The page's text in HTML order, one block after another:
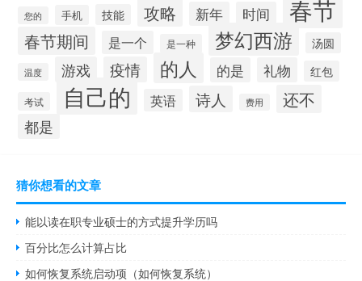
您的 手机 技能 攻略 新年 时间 春节
春节期间 是一个 是一种 梦幻西游 汤圆
温度 游戏 疫情 的人 的是 礼物 红包
考试 自己的 英语 诗人 费用 还不
都是
猜你想看的文章
能以读在职专业硕士的方式提升学历吗
百分比怎么计算占比
如何恢复系统启动项（如何恢复系统）